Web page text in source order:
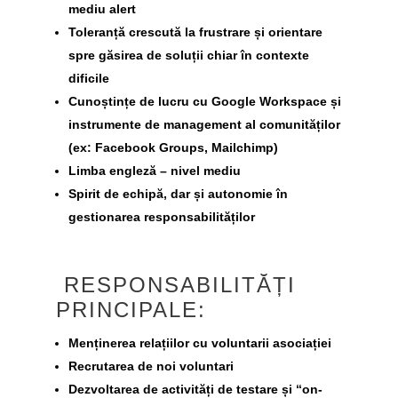
mediu alert
Toleranță crescută la frustrare și orientare
spre găsirea de soluții chiar în contexte
dificile
Cunoștințe de lucru cu Google Workspace și
instrumente de management al comunităților
(ex: Facebook Groups, Mailchimp)
Limba engleză – nivel mediu
Spirit de echipă, dar și autonomie în
gestionarea responsabilităților
RESPONSABILITĂȚI
PRINCIPALE:
Menținerea relațiilor cu voluntarii asociației
Recrutarea de noi voluntari
Dezvoltarea de activități de testare și “on-